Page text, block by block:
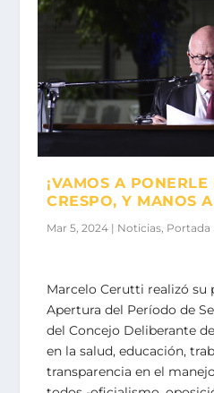
¡VAMOS A
CRESPO, Y MANOS
Mar 5, 2024 | Noticias Portada
Marcelo Cerutti realizó su
Apertura del Período de
del Concejo Deliberante
en la salud, educación,
transparencia en el